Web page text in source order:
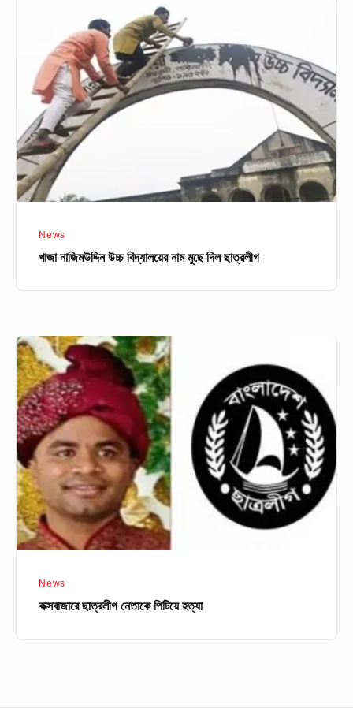
বিদ্যালয়ের
দিল
ছাত্রলীগ
News
খাজা নাজিমউদ্দিন উচ্চ বিদ্যালয়ের নাম মুছে দিল ছাত্রলীগ
কক্সবাজারে
ছাত্রলীগ
নেতাকে
পিটিয়ে
হত্যা
News
কক্সবাজারে ছাত্রলীগ নেতাকে পিটিয়ে হত্যা